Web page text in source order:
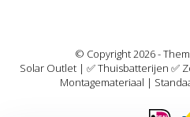
© Copyright 2026 -
Solar Outlet | ✅ Thuisbatterijen ✅
Montagemateriaal |